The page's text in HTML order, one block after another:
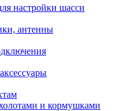
настройки шасси
антенны
и кормушками